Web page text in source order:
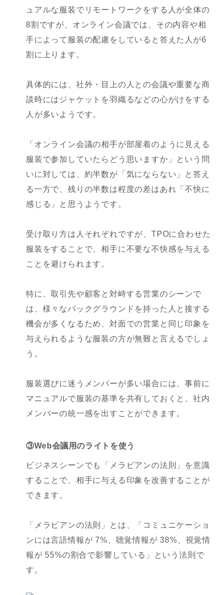
ュアルな服装でリモートワークをする人が全体の
8割ですが、オンライン会議では、その内容や相
手によって服装の配慮をしていると答えた人が6
割に上ります。
具体的には、社外・目上の人との会議や重要な商
談時にはジャケットを羽織るなどの心がけをする
人が多いようです。
「オンライン会議の相手が部屋着のように見える
服装で参加していたらどう思いますか」という問
いに対しては、約半数が「気にならない」と答え
る一方で、残りの半数は程度の差はあれ「不快に
感じる」と思うようです。
受け取り方は人それぞれですが、TPOに合わせた
服装をすることで、相手に不要な不快感を与える
ことを避けられます。
特に、取引先や顧客と対峙する営業のシーンで
は、様々なバックグラウンドを持った人と接する
機会が多くなるため、対面での営業と同じ印象を
与えられるような服装の方が無難と言えるでしょ
う。
服装選びに迷うメンバーが多い場合には、事前に
マニュアルで服装の基準を共有しておくと、社内
メンバーの統一感を出すことができます。
③Web会議用のライトを使う
ビジネスシーンでも「メラビアンの法則」を意識
することで、相手に与える印象を改善することが
できます。
「メラビアンの法則」とは、「コミュニケーショ
ンには言語情報が 7%、聴覚情報が 38%、視覚情
報が 55%の割合で影響している」という法則で
す。